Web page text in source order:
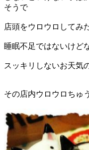
そうで
店頭をウロウロしてみ
睡眠不足ではないけど
スッキリしないお天気
その店内ウロウロちゅ